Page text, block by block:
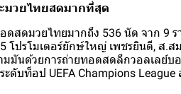
มวยไทยสดมากที่สุด
สดมวยไทยมากถึง 536 นัด จาก 9 ร
ปรโมเตอร์ยักษ์ใหญ่ เพชรยินดี, ส.ส
มันด้วยการถ่ายทอดสดลีกวอลเลย์
ดับท็อป UEFA Champions